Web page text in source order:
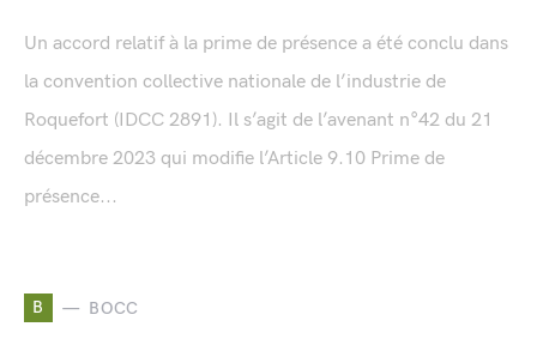
Un accord relatif à la prime de présence a été conclu dans
la convention collective nationale de l’industrie de
Roquefort (IDCC 2891). Il s’agit de l’avenant n°42 du 21
décembre 2023 qui modifie l’Article 9.10 Prime de
présence...
B BOCC